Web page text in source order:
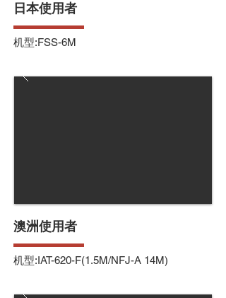
日本使用者
机型:FSS-6M
澳洲使用者
机型:IAT-620-F(1.5M/NFJ-A 14M)